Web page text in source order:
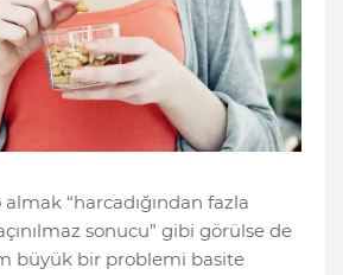
“harcadığından fazla
sonucu” gibi görülse de
büyük bir problemi basite